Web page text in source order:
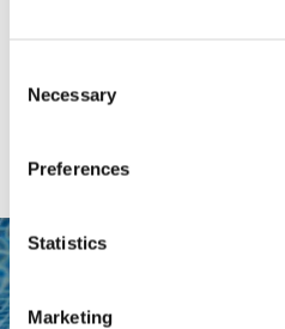
Selection
Necessary
Preferences
Statistics
Marketing
Higher School of Art and